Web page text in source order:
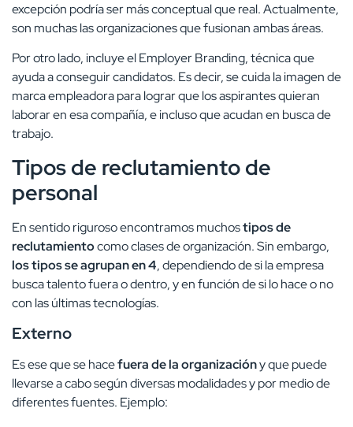
excepción podría ser más conceptual que real. Actualmente,
son muchas las organizaciones que fusionan ambas áreas.
Por otro lado, incluye el Employer Branding, técnica que
ayuda a conseguir candidatos. Es decir, se cuida la imagen de
marca empleadora para lograr que los aspirantes quieran
laborar en esa compañía, e incluso que acudan en busca de
trabajo.
Tipos de reclutamiento de
personal
En sentido riguroso encontramos muchostipos de
reclutamientocomo clases de organización. Sin embargo,
los tipos se agrupan en 4, dependiendo de si la empresa
busca talento fuera o dentro, y en función de si lo hace o no
con las últimas tecnologías.
Externo
Es ese que se hacefuera de la organizacióny que puede
llevarse a cabo según diversas modalidades y por medio de
diferentes fuentes. Ejemplo: